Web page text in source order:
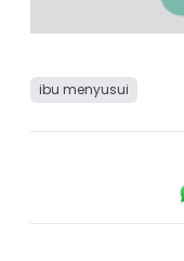
ibu menyusui